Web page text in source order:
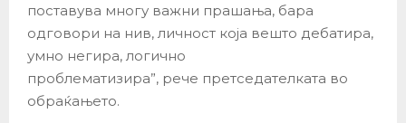
поставува многу важни прашања, бара
одговори на нив, личност која вешто дебатира,
умно негира, логично
проблематизира”, рече претседателката во
обраќањето.